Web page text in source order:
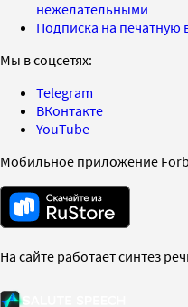
нежелательными
Подписка на печатную
Мы в соцсетях:
Telegram
ВКонтакте
YouTube
Мобильное приложение
На сайте работает синтез